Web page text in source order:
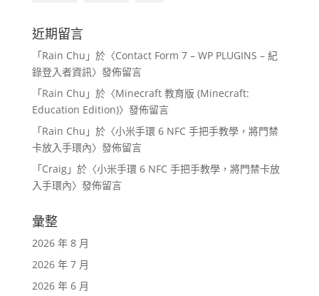
近期留言
「Rain Chu 」於〈Contact Form 7 – WP PLUGINS – 紀
錄登入者資訊〉發佈留言
「Rain Chu 」於〈Minecraft 教育版 (Minecraft:
Education Edition)〉發佈留言
「Rain Chu 」於〈小米手環 6 NFC 手把手教學，將門禁
卡放入手環內〉發佈留言
「Craig」於〈小米手環 6 NFC 手把手教學，將門禁卡放
入手環內〉發佈留言
彙整
2026 年 8 月
2026 年 7 月
2026 年 6 月